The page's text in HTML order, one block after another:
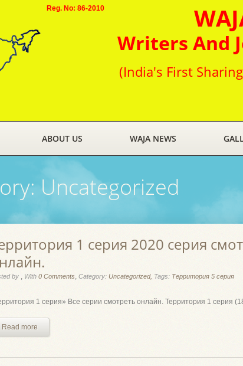
Reg. No: 86-2010
Writers And
(India's First
ABOUT US WAJA NEWS
Uncategorized
1 серия 2020 серия
by , With 0 Comments, Category: Uncategorized, Tags: Территория 5 серия
1 серия» Все серии смотреть онлайн. Территория 1 серия
Read more